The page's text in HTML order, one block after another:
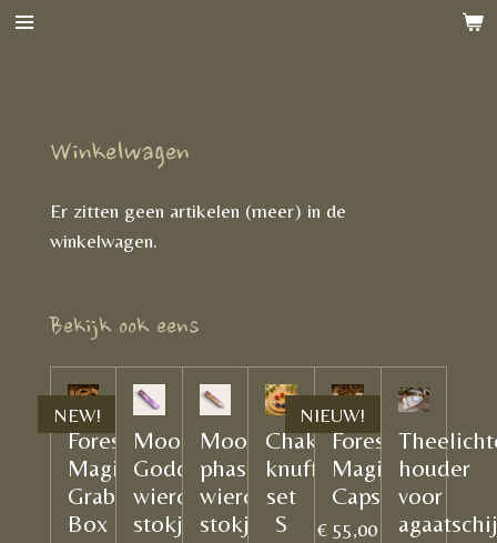
Ga
hoofdinhoud
Winkelwagen
Er zitten geen artikelen (meer) in de
winkelwagen.
Bekijk ook eens
NEW!
Forest
Magic
Grab
Box
Moon
Goddess
wierook
stokjes
Moon
phases
wierook
stokjes
Chakra
knuffelstenen
set
S
NIEUW!
Forest
Magic
Capsules
€ 55,00
houder
voor